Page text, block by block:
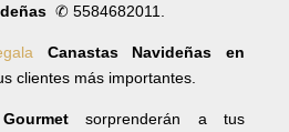
✆ 5584682011.
Canastas Navideñas en
clientes más importantes.
Gourmetsorprenderán a tus